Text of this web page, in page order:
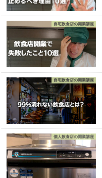
自宅飲食店の開業講座
自宅飲食店の開業講座
個人飲食店の開業講座